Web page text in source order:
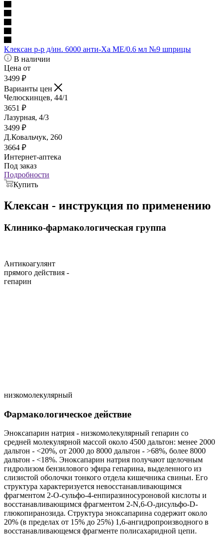
Клексан р-р д/ин. 6000 анти-Ха МЕ/0.6 мл №9 шприцы
В наличии
Цена от
3499 ₽
Варианты цен
Челюскинцев, 44/1
3651 ₽
Лазурная, 4/3
3499 ₽
Д.Ковальчук, 260
3664 ₽
Интернет-аптека
Под заказ
Подробности
Купить
Клексан - инструкция по применению
Клинико-фармакологическая группа
Антикоагулянт
прямого действия -
гепарин
низкомолекулярный
Фармакологическое действие
Эноксапарин натрия - низкомолекулярный гепарин со
средней молекулярной массой около 4500 дальтон: менее 2000
дальтон - <20%, от 2000 до 8000 дальтон - >68%, более 8000
дальтон - <18%. Эноксапарин натрия получают щелочным
гидролизом бензилового эфира гепарина, выделенного из
слизистой оболочки тонкого отдела кишечника свиньи. Его
структура характеризуется невосстанавливающимся
фрагментом 2-O-сульфо-4-енпиразиносуроновой кислоты и
восстанавливающимся фрагментом 2-N,6-O-дисульфо-D-
глюкопиранозида. Структура эноксапарина содержит около
20% (в пределах от 15% до 25%) 1,6-ангидропроизводного в
восстанавливающемся фрагменте полисахаридной цепи.